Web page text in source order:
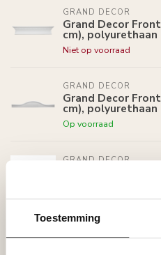
Toestemming
GRAND DECOR
Grand Decor
cm), polyurethaan
Niet op voorraad
GRAND DECOR
Grand Decor
cm), polyurethaan
Op voorraad
GRAND DECOR
Grand Decor
Op voorraad